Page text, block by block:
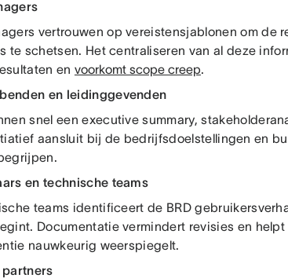
vertrouwen op vereistensjablonen om de
te schetsen. Het centraliseren van al deze
en voorkomt scope creep.
en leidinggevenden
snel een executive summary,
aansluit bij de bedrijfsdoelstellingen en
en technische teams
teams identificeert de BRD
Documentatie vermindert revisies en
nauwkeurig weerspiegelt.
partners